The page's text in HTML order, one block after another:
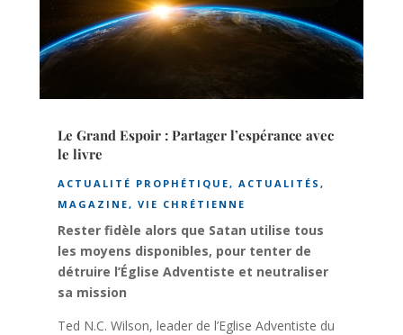
Le Grand Espoir : Partager l’espérance avec
le livre
ACTUALITÉ PROPHÉTIQUE, ACTUALITÉS ,
MAGAZINE, VIE CHRÉTIENNE
Rester fidèle alors que Satan utilise tous
les moyens disponibles, pour tenter de
détruire l’Église Adventiste et neutraliser
sa mission
Ted N.C. Wilson, leader de l’Eglise Adventiste du